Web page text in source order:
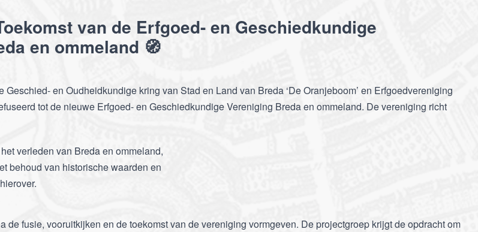
van de Erfgoed- en Geschiedkundige
en ommeland 🧭
Geschied- en Oudheidkundige kring van Stad en Land van Breda ‘De Oranjeboom’ en Erfgoedvereniging
tot de nieuwe Erfgoed- en Geschiedkundige Vereniging Breda en ommeland. De vereniging richt
verleden van Breda en ommeland,
behoud van historische waarden en
de fusie, vooruitkijken en de toekomst van de vereniging vormgeven. De projectgroep krijgt de opdracht om